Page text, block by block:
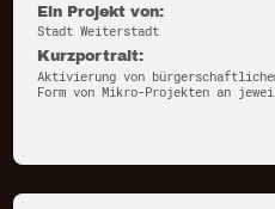
Ein Projekt von:
Stadt Weiterstadt
Kurzportrait:
Aktivierung von
Form von Mikro-Projekten an